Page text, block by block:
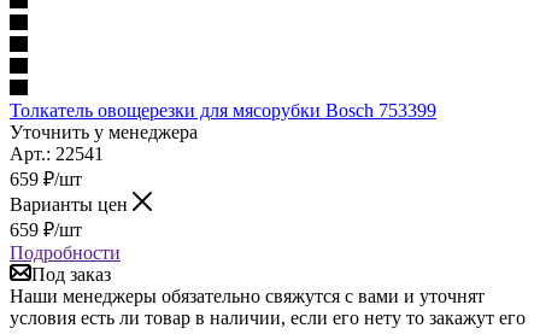
Толкатель овощерезки для мясорубки Bosch 753399
Уточнить у менеджера
Арт.: 22541
659 ₽/шт
Варианты цен
659 ₽/шт
Подробности
Под заказ
Наши менеджеры обязательно свяжутся с вами и уточнят
условия есть ли товар в наличии, если его нету то закажут его